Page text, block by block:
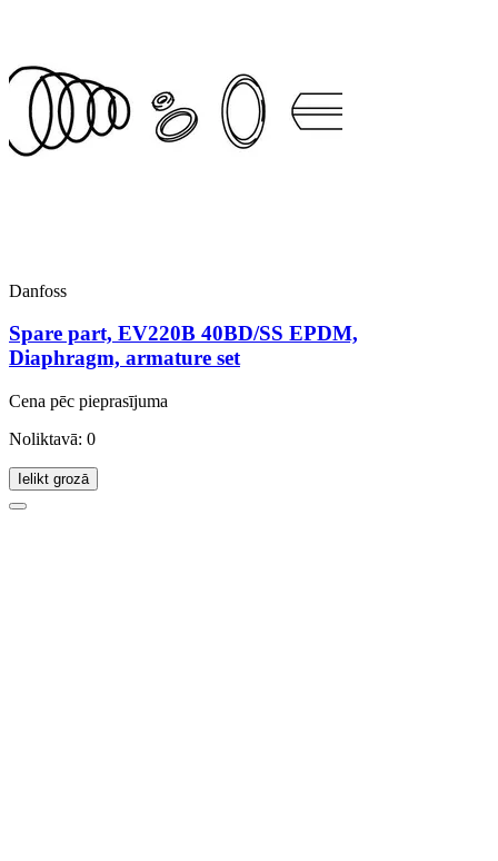
Danfoss
Spare part, EV220B 40BD/SS EPDM,
Diaphragm, armature set
Cena pēc pieprasījuma
Noliktavā: 0
Ielikt grozā